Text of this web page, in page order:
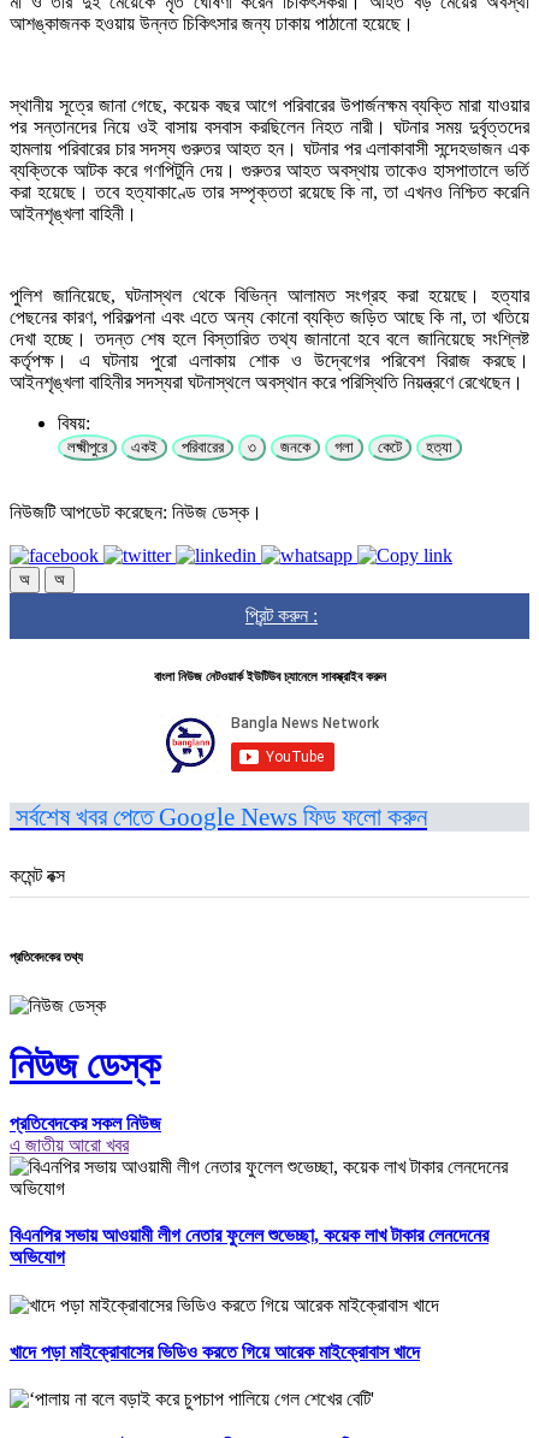
আশঙ্কাজনক হওয়ায় উন্নত চিকিৎসার জন্য ঢাকায় পাঠানো হয়েছে।
স্থানীয় সূত্রে জানা গেছে, কয়েক বছর আগে পরিবারের উপার্জনক্ষম ব্যক্তি মারা যাওয়ার
পর সন্তানদের নিয়ে ওই বাসায় বসবাস করছিলেন নিহত নারী। ঘটনার সময় দুর্বৃত্তদের
হামলায় পরিবারের চার সদস্য গুরুতর আহত হন। ঘটনার পর এলাকাবাসী সন্দেহভাজন এক
ব্যক্তিকে আটক করে গণপিটুনি দেয়। গুরুতর আহত অবস্থায় তাকেও হাসপাতালে ভর্তি
করা হয়েছে। তবে হত্যাকাণ্ডে তার সম্পৃক্ততা রয়েছে কি না, তা এখনও নিশ্চিত করেনি
আইনশৃঙ্খলা বাহিনী।
পুলিশ জানিয়েছে, ঘটনাস্থল থেকে বিভিন্ন আলামত সংগ্রহ করা হয়েছে। হত্যার
পেছনের কারণ, পরিকল্পনা এবং এতে অন্য কোনো ব্যক্তি জড়িত আছে কি না, তা খতিয়ে
দেখা হচ্ছে। তদন্ত শেষ হলে বিস্তারিত তথ্য জানানো হবে বলে জানিয়েছে সংশ্লিষ্ট
কর্তৃপক্ষ। এ ঘটনায় পুরো এলাকায় শোক ও উদ্বেগের পরিবেশ বিরাজ করছে।
আইনশৃঙ্খলা বাহিনীর সদস্যরা ঘটনাস্থলে অবস্থান করে পরিস্থিতি নিয়ন্ত্রণে রেখেছেন।
বিষয়:
লক্ষ্মীপুরে একই পরিবারের ৩ জনকে গলা কেটে হত্যা
নিউজটি আপডেট করেছেন: নিউজ ডেস্ক।
অ অ
প্রিন্ট করুন :
বাংলা নিউজ নেটওয়ার্ক ইউটিউব চ্যানেলে সাবস্ক্রাইব করুন
সর্বশেষ খবর পেতে Google News ফিড ফলো করুন
কমেন্ট বক্স
প্রতিবেদকের তথ্য
নিউজ ডেস্ক
প্রতিবেদকের সকল নিউজ
এ জাতীয় আরো খবর
বিএনপির সভায় আওয়ামী লীগ নেতার ফুলেল শুভেচ্ছা, কয়েক লাখ টাকার লেনদেনের
অভিযোগ
খাদে পড়া মাইক্রোবাসের ভিডিও করতে গিয়ে আরেক মাইক্রোবাস খাদে